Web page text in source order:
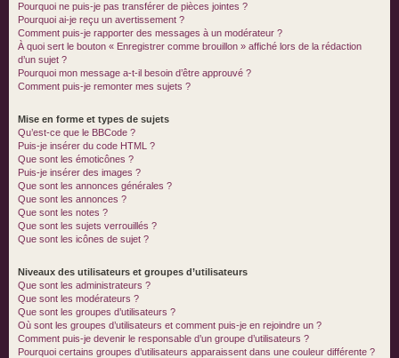
Pourquoi ne puis-je pas transférer de pièces jointes ?
Pourquoi ai-je reçu un avertissement ?
Comment puis-je rapporter des messages à un modérateur ?
À quoi sert le bouton « Enregistrer comme brouillon » affiché lors de la rédaction
d’un sujet ?
Pourquoi mon message a-t-il besoin d’être approuvé ?
Comment puis-je remonter mes sujets ?
Mise en forme et types de sujets
Qu’est-ce que le BBCode ?
Puis-je insérer du code HTML ?
Que sont les émoticônes ?
Puis-je insérer des images ?
Que sont les annonces générales ?
Que sont les annonces ?
Que sont les notes ?
Que sont les sujets verrouillés ?
Que sont les icônes de sujet ?
Niveaux des utilisateurs et groupes d’utilisateurs
Que sont les administrateurs ?
Que sont les modérateurs ?
Que sont les groupes d’utilisateurs ?
Où sont les groupes d’utilisateurs et comment puis-je en rejoindre un ?
Comment puis-je devenir le responsable d’un groupe d’utilisateurs ?
Pourquoi certains groupes d’utilisateurs apparaissent dans une couleur différente ?